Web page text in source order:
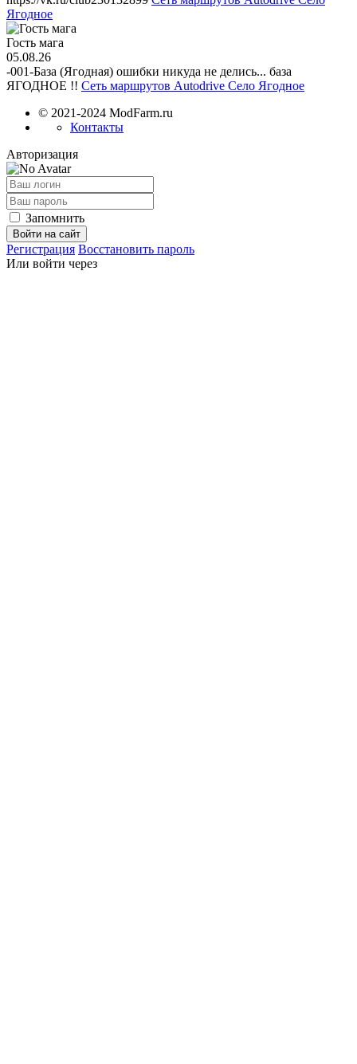
Ягодное
Гость мага
05.08.26
-001-База (Ягодная) ошибки никуда не делись... база
ЯГОДНОЕ !! Сеть маршрутов Autodrive Село Ягодное
© 2021-2024 ModFarm.ru
Контакты
Авторизация
Запомнить
Войти на сайт
Регистрация Восстановить пароль
Или войти через